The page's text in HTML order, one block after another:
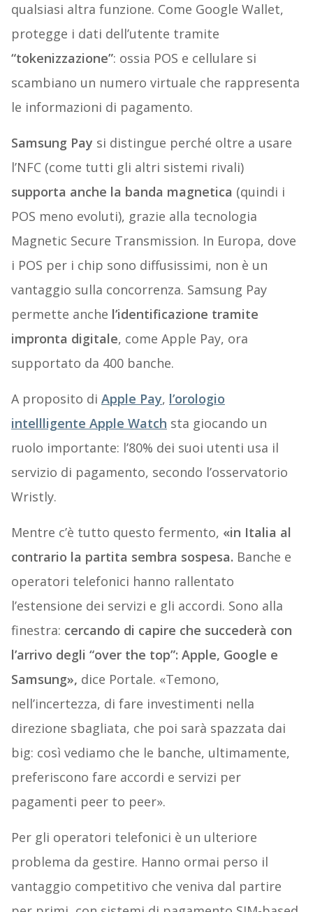
qualsiasi altra funzione. Come Google Wallet,
protegge i dati dell’utente tramite
“tokenizzazione”: ossia POS e cellulare si
scambiano un numero virtuale che rappresenta
le informazioni di pagamento.
Samsung Pay si distingue perché oltre a usare
l’NFC (come tutti gli altri sistemi rivali)
supporta anche la banda magnetica (quindi i
POS meno evoluti), grazie alla tecnologia
Magnetic Secure Transmission. In Europa, dove
i POS per i chip sono diffusissimi, non è un
vantaggio sulla concorrenza. Samsung Pay
permette anche l’identificazione tramite
impronta digitale, come Apple Pay, ora
supportato da 400 banche.
A proposito di Apple Pay, l’orologio
intellligente Apple Watch sta giocando un
ruolo importante: l’80% dei suoi utenti usa il
servizio di pagamento, secondo l’osservatorio
Wristly.
Mentre c’è tutto questo fermento, «in Italia al
contrario la partita sembra sospesa. Banche e
operatori telefonici hanno rallentato
l’estensione dei servizi e gli accordi. Sono alla
finestra: cercando di capire che succederà con
l’arrivo degli “over the top”: Apple, Google e
Samsung», dice Portale. «Temono,
nell’incertezza, di fare investimenti nella
direzione sbagliata, che poi sarà spazzata dai
big: così vediamo che le banche, ultimamente,
preferiscono fare accordi e servizi per
pagamenti peer to peer».
Per gli operatori telefonici è un ulteriore
problema da gestire. Hanno ormai perso il
vantaggio competitivo che veniva dal partire